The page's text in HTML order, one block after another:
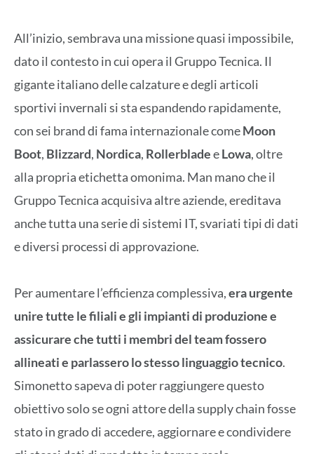
All’inizio, sembrava una missione quasi impossibile,
dato il contesto in cui opera il Gruppo Tecnica. Il
gigante italiano delle calzature e degli articoli
sportivi invernali si sta espandendo rapidamente,
con sei brand di fama internazionale comeMoon
Boot, Blizzard, Nordica, RollerbladeeLowa, oltre
alla propria etichetta omonima. Man mano che il
Gruppo Tecnica acquisiva altre aziende, ereditava
anche tutta una serie di sistemi IT, svariati tipi di dati
e diversi processi di approvazione.
Per aumentare l’efficienza complessiva,era urgente
unire tutte le filiali e gli impianti di produzione e
assicurare che tutti i membri del team fossero
allineati e parlassero lo stesso linguaggio tecnico.
Simonetto sapeva di poter raggiungere questo
obiettivo solo se ogni attore della supply chain fosse
stato in grado di accedere, aggiornare e condividere